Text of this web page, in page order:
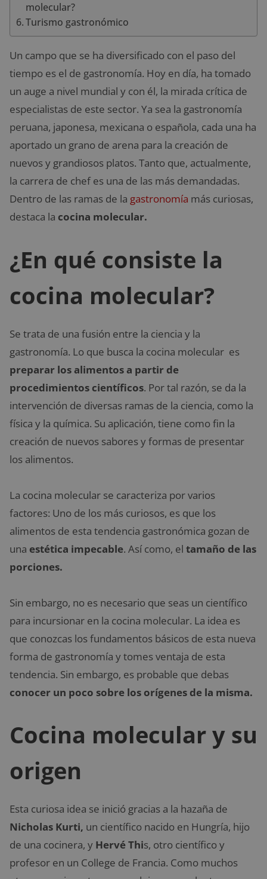
molecular?
Turismo gastronómico
Un campo que se ha diversificado con el paso del
tiempo es el de gastronomía. Hoy en día, ha tomado
un auge a nivel mundial y con él, la mirada crítica de
especialistas de este sector. Ya sea la gastronomía
peruana, japonesa, mexicana o española, cada una ha
aportado un grano de arena para la creación de
nuevos y grandiosos platos. Tanto que, actualmente,
la carrera de chef es una de las más demandadas.
Dentro de las ramas de la gastronomía más curiosas,
destaca la cocina molecular.
¿En qué consiste la
cocina molecular?
Se trata de una fusión entre la ciencia y la
gastronomía. Lo que busca la cocina molecular es
preparar los alimentos a partir de
procedimientos científicos. Por tal razón, se da la
intervención de diversas ramas de la ciencia, como la
física y la química. Su aplicación, tiene como fin la
creación de nuevos sabores y formas de presentar
los alimentos.
La cocina molecular se caracteriza por varios
factores: Uno de los más curiosos, es que los
alimentos de esta tendencia gastronómica gozan de
una estética impecable. Así como, el tamaño de las
porciones.
Sin embargo, no es necesario que seas un científico
para incursionar en la cocina molecular. La idea es
que conozcas los fundamentos básicos de esta nueva
forma de gastronomía y tomes ventaja de esta
tendencia. Sin embargo, es probable que debas
conocer un poco sobre los orígenes de la misma.
Cocina molecular y su
origen
Esta curiosa idea se inició gracias a la hazaña de
Nicholas Kurti, un científico nacido en Hungría, hijo
de una cocinera, y Hervé This, otro científico y
profesor en un College de Francia. Como muchos